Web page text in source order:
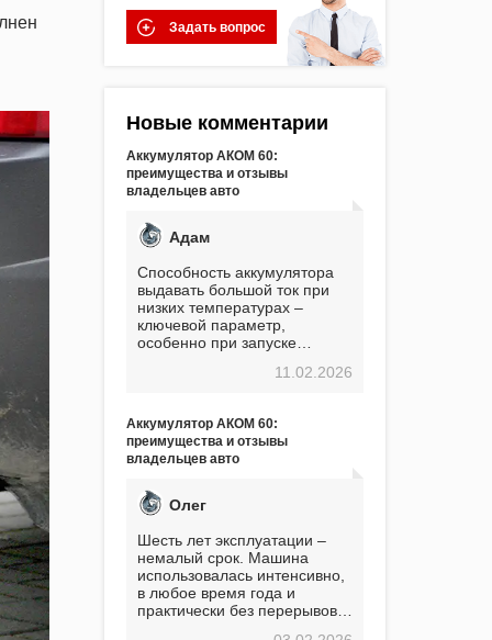
Задать вопрос
Новые комментарии
Аккумулятор АКОМ 60:
преимущества и отзывы
владельцев авто
Адам
Способность аккумулятора
выдавать большой ток при
низких температурах –
ключевой параметр,
особенно при запуске
показывает, что данный
стоимость. Долго сомневался
перед приобретением, но в
итоге ни разу не пожалел.
вложение, избавляющее от
головной боли, связанной с
АКБ. Подтверждаю
11.02.2026
Аккумулятор АКОМ 60:
преимущества и отзывы
владельцев авто
Олег
Шесть лет эксплуатации –
немалый срок. Машина
использовалась интенсивно,
в любое время года и
практически без перерывов.